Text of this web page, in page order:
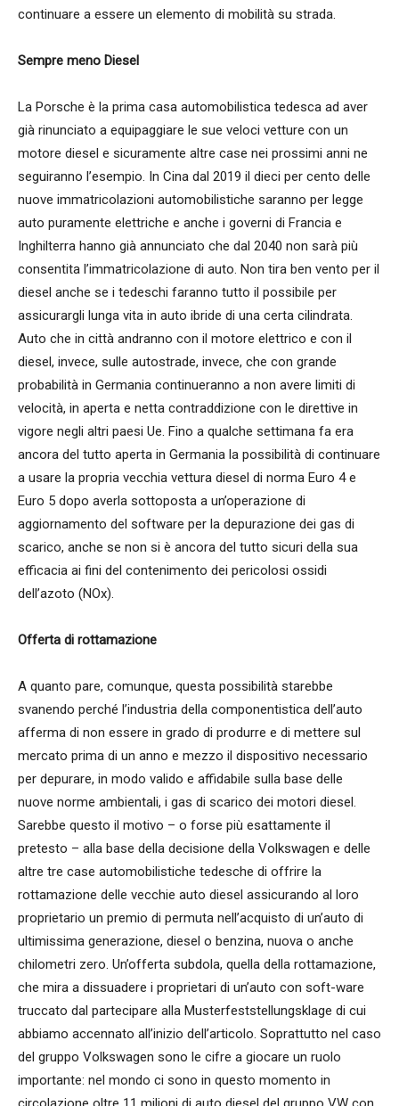
continuare a essere un elemento di mobilità su strada.
Sempre meno Diesel
La Porsche è la prima casa automobilistica tedesca ad aver
già rinunciato a equipaggiare le sue veloci vetture con un
motore diesel e sicuramente altre case nei prossimi anni ne
seguiranno l’esempio. In Cina dal 2019 il dieci per cento delle
nuove immatricolazioni automobilistiche saranno per legge
auto puramente elettriche e anche i governi di Francia e
Inghilterra hanno già annunciato che dal 2040 non sarà più
consentita l’immatricolazione di auto. Non tira ben vento per il
diesel anche se i tedeschi faranno tutto il possibile per
assicurargli lunga vita in auto ibride di una certa cilindrata.
Auto che in città andranno con il motore elettrico e con il
diesel, invece, sulle autostrade, invece, che con grande
probabilità in Germania continueranno a non avere limiti di
velocità, in aperta e netta contraddizione con le direttive in
vigore negli altri paesi Ue. Fino a qualche settimana fa era
ancora del tutto aperta in Germania la possibilità di continuare
a usare la propria vecchia vettura diesel di norma Euro 4 e
Euro 5 dopo averla sottoposta a un’operazione di
aggiornamento del software per la depurazione dei gas di
scarico, anche se non si è ancora del tutto sicuri della sua
efficacia ai fini del contenimento dei pericolosi ossidi
dell’azoto (NOx).
Offerta di rottamazione
A quanto pare, comunque, questa possibilità starebbe
svanendo perché l’industria della componentistica dell’auto
afferma di non essere in grado di produrre e di mettere sul
mercato prima di un anno e mezzo il dispositivo necessario
per depurare, in modo valido e affidabile sulla base delle
nuove norme ambientali, i gas di scarico dei motori diesel.
Sarebbe questo il motivo – o forse più esattamente il
pretesto – alla base della decisione della Volkswagen e delle
altre tre case automobilistiche tedesche di offrire la
rottamazione delle vecchie auto diesel assicurando al loro
proprietario un premio di permuta nell’acquisto di un’auto di
ultimissima generazione, diesel o benzina, nuova o anche
chilometri zero. Un’offerta subdola, quella della rottamazione,
che mira a dissuadere i proprietari di un’auto con soft-ware
truccato dal partecipare alla Musterfeststellungsklage di cui
abbiamo accennato all’inizio dell’articolo. Soprattutto nel caso
del gruppo Volkswagen sono le cifre a giocare un ruolo
importante: nel mondo ci sono in questo momento in